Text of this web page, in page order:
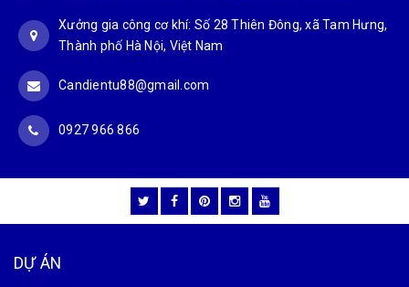
Xưởng gia công cơ khí: Số 28 Thiên Đông, xã Tam Hưng,
Thành phố Hà Nội, Việt Nam
Candientu88@gmail.com
0927 966 866
DỰ ÁN